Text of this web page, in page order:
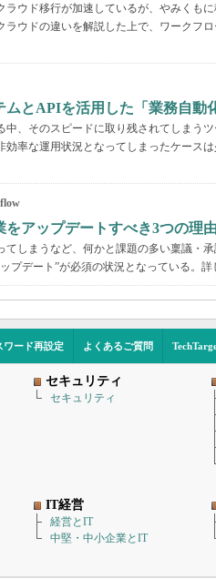
ラウド移行が加速しているが、やみくも
ラウドの違いを解説した上で、ワークフ
ムとAPIを活用した「業務自動
中、そのスピードに取り残されてしまう
効率な運用状況となってしまったケース
をアップデートすべき3つの理由
てしまうなど、何かと課題の多い稟議・
プデート”が必須の状況となっている。
ワード再設定 よくあるご質問
セキュリティ
セキュリティ
IT経営
経営とIT
中堅・中小企業とIT